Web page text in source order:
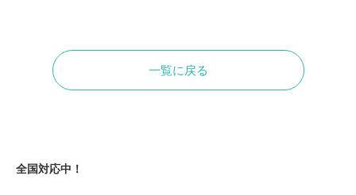
一覧に戻る
全国対応中！